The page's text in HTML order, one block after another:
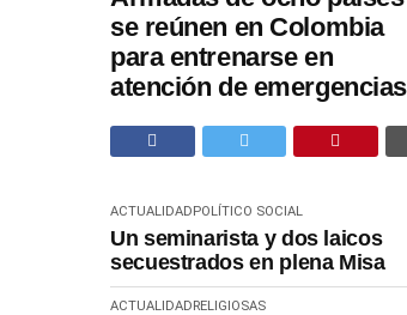
se reúnen en Colombia
para entrenarse en
atención de emergencias
ACTUALIDADPOLÍTICO SOCIAL
Un seminarista y dos laicos
secuestrados en plena Misa
ACTUALIDADRELIGIOSAS